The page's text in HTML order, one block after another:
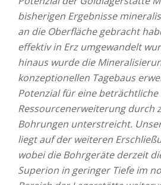
bisherigen Ergebnisse
an die Oberfläche gebracht
effektiv in Erz umgewandelt
hinaus wurde die
konzeptionellen Tagebaus
Potenzial für eine beträchtliche
Ressourcenerweiterung durch
Bohrungen unterstreicht.
liegt auf der weiteren
wobei die Bohrgeräte derzeit
Superion in geringer Tiefe im